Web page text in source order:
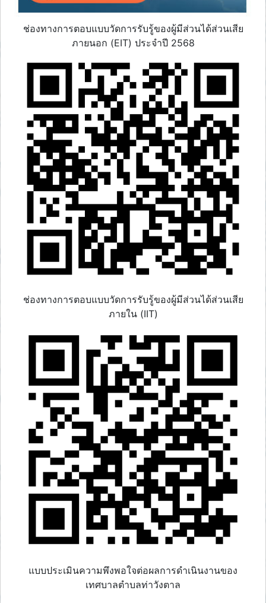
ช่องทางการตอบแบบวัดการรับรู้ของผู้มีส่วนได้ส่วนเสีย
ภายนอก (EIT) ประจำปี 2568
ช่องทางการตอบแบบวัดการรับรู้ของผู้มีส่วนได้ส่วนเสีย
ภายใน (IIT)
แบบประเมินความพึงพอใจต่อผลการดำเนินงานของ
เทศบาลตำบลท่าวังตาล